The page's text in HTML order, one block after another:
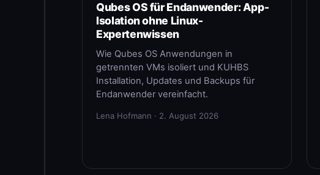
Qubes OS für Endanwender: App-
Isolation ohne Linux-
Expertenwissen
Wie Qubes OS Anwendungen in
getrennten VMs isoliert und KUHBS
Installation, Updates und Backups für
Endanwender vereinfacht.
Lena Hofmann · 2. August 2026